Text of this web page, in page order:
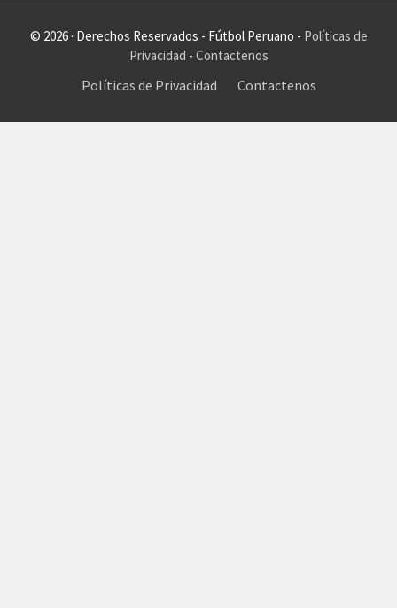
© 2026 · Derechos Reservados - Fútbol Peruano - Políticas de
Privacidad - Contactenos
Políticas de Privacidad Contactenos